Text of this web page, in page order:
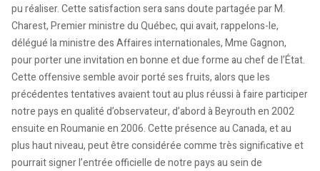
pu réaliser. Cette satisfaction sera sans doute partagée par M.
Charest, Premier ministre du Québec, qui avait, rappelons-le,
délégué la ministre des Affaires internationales, Mme Gagnon,
pour porter une invitation en bonne et due forme au chef de l’État.
Cette offensive semble avoir porté ses fruits, alors que les
précédentes tentatives avaient tout au plus réussi à faire participer
notre pays en qualité d’observateur, d’abord à Beyrouth en 2002
ensuite en Roumanie en 2006. Cette présence au Canada, et au
plus haut niveau, peut être considérée comme très significative et
pourrait signer l’entrée officielle de notre pays au sein de